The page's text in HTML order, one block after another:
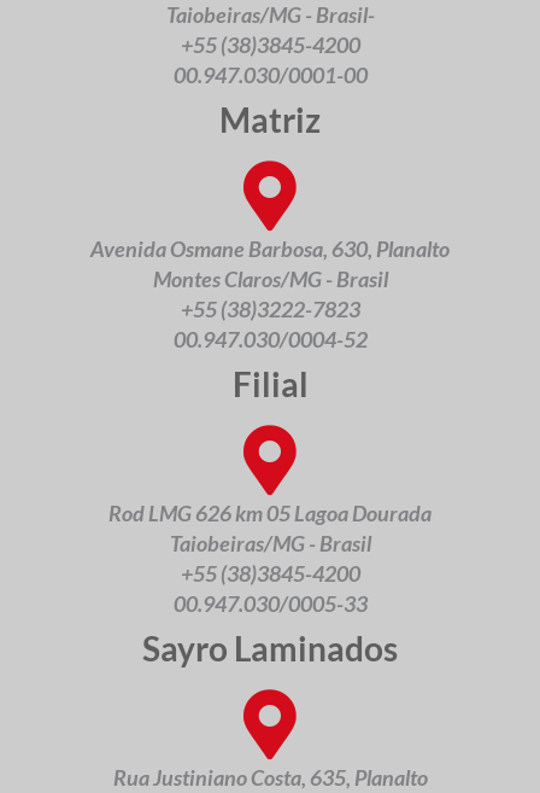
Taiobeiras/MG - Brasil-
+55 (38)3845-4200
00.947.030/0001-00
Matriz
Avenida Osmane Barbosa, 630, Planalto
Montes Claros/MG - Brasil
+55 (38)3222-7823
00.947.030/0004-52
Filial
Rod LMG 626 km 05 Lagoa Dourada
Taiobeiras/MG - Brasil
+55 (38)3845-4200
00.947.030/0005-33
Sayro Laminados
Rua Justiniano Costa, 635, Planalto